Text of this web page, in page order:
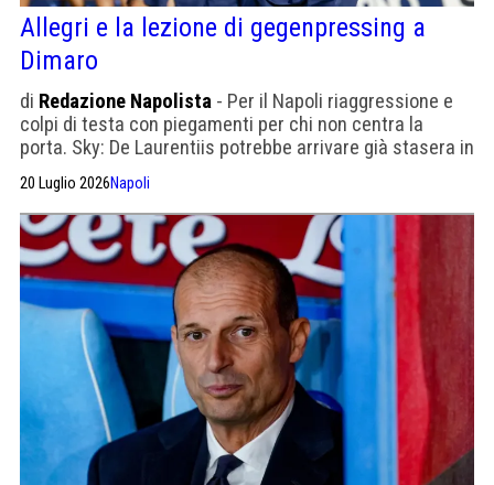
Allegri e la lezione di gegenpressing a
Dimaro
di Redazione Napolista - Per il Napoli riaggressione e
colpi di testa con piegamenti per chi non centra la
porta. Sky: De Laurentiis potrebbe arrivare già stasera in
20 Luglio 2026Napoli